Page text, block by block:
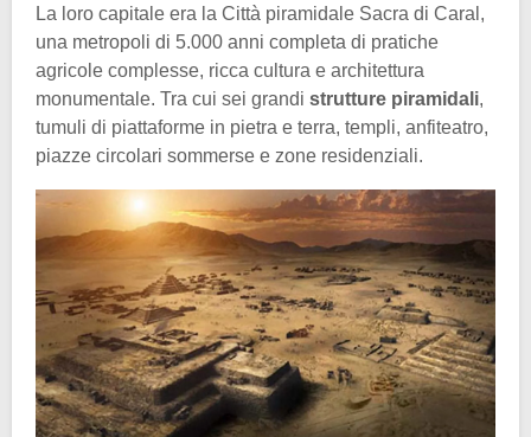
La loro capitale era la Città piramidale Sacra di Caral,
una metropoli di 5.000 anni completa di pratiche
agricole complesse, ricca cultura e architettura
monumentale. Tra cui sei grandi strutture piramidali,
tumuli di piattaforme in pietra e terra, templi, anfiteatro,
piazze circolari sommerse e zone residenziali.